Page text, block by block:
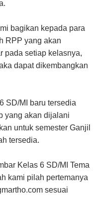
bagikan kepada para
RPP yang akan
pada setiap kelasnya,
dapat dikembangkan
SD/MI baru tersedia
yang akan dijalani
untuk semester Ganjil
tersedia.
Kelas 6 SD/MI Tema
kami pilah pertemanya
sesuai